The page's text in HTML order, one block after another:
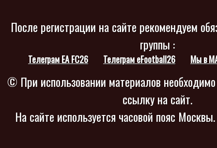
После регистрации на сайте рекомендуем
группы :
Телеграм EA FC26 Телеграм eFootball26 Мы в
© При использовании материалов
ссылку на сайт.
На сайте используется часовой пояс